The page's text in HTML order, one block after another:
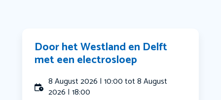
Door het Westland en Delft
met een electrosloep
8 August 2026 | 10:00 tot 8 August
2026 | 18:00